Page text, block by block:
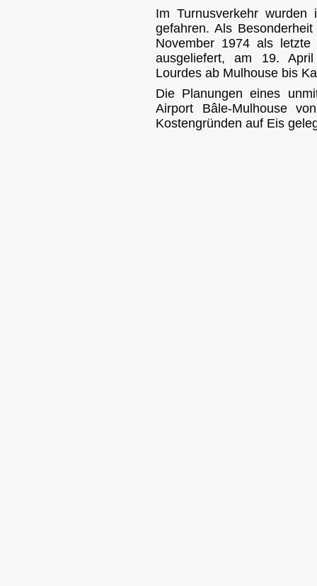
Im Turnusverkehr
gefahren. Als
November 1974 als
ausgeliefert, am 19.
Lourdes ab Mulhouse bis
Die Planungen eines
Airport Bâle-Mulhouse
Kostengründen auf Eis